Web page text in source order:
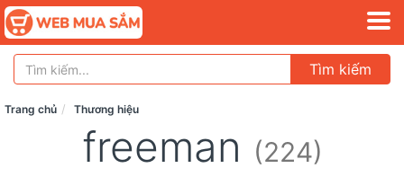
Tìm kiếm
Trang chủ Thương hiệu
freeman (224)